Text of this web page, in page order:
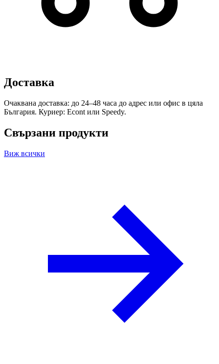
Доставка
Очаквана доставка: до 24–48 часа до адрес или офис в цяла
България. Куриер: Econt или Speedy.
Свързани продукти
Виж всички